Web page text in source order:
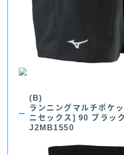
(B)
ランニングマルチポケ
ニセックス] 90 ブラッ
J2MB1550